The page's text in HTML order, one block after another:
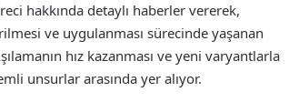
hakkında detaylı haberler vererek,
ve uygulanması sürecinde yaşanan
hız kazanması ve yeni varyantlarla
unsurlar arasında yer alıyor.